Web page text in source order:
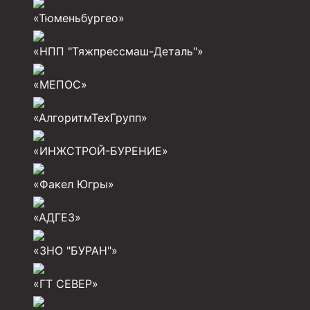
Разъединители резьбовые РР
Переводники
Кольца ограничительные ПЦ и ЦЦ
Муфты ступенчатого цементирования
Пробки цементировочные
Герметизаторы устьевые
Башмаки колонные
«Тюменьбургео»
«НПП "Тяжпрессмаш-Деталь"»
«МЕПОС»
«АлгоритмТехГрупп»
«ИНЖСТРОЙ-БУРЕНИЕ»
«Факел Югры»
«АДГЕЗ»
«ЗНО "БУРАН"»
«ГТ СЕВЕР»